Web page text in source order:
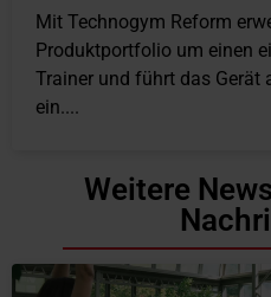
Mit Technogym Reform
Produktportfolio um einen
Trainer und führt das Gerät
ein....
Weitere